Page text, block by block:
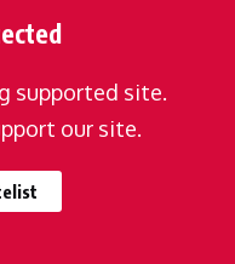
supported site.
our site.